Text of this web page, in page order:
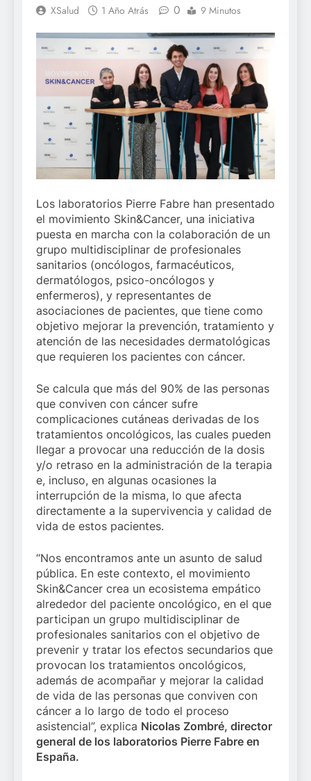
XSalud 1 Año Atrás 0 9 Minutos
Los laboratorios Pierre Fabre han presentado
el movimiento Skin&Cancer, una iniciativa
puesta en marcha con la colaboración de un
grupo multidisciplinar de profesionales
sanitarios (oncólogos, farmacéuticos,
dermatólogos, psico-oncólogos y
enfermeros), y representantes de
asociaciones de pacientes, que tiene como
objetivo mejorar la prevención, tratamiento y
atención de las necesidades dermatológicas
que requieren los pacientes con cáncer.
Se calcula que más del 90% de las personas
que conviven con cáncer sufre
complicaciones cutáneas derivadas de los
tratamientos oncológicos, las cuales pueden
llegar a provocar una reducción de la dosis
y/o retraso en la administración de la terapia
e, incluso, en algunas ocasiones la
interrupción de la misma, lo que afecta
directamente a la supervivencia y calidad de
vida de estos pacientes.
“Nos encontramos ante un asunto de salud
pública. En este contexto, el movimiento
Skin&Cancer crea un ecosistema empático
alrededor del paciente oncológico, en el que
participan un grupo multidisciplinar de
profesionales sanitarios con el objetivo de
prevenir y tratar los efectos secundarios que
provocan los tratamientos oncológicos,
además de acompañar y mejorar la calidad
de vida de las personas que conviven con
cáncer a lo largo de todo el proceso
asistencial”, explica Nicolas Zombré, director
general de los laboratorios Pierre Fabre en
España.